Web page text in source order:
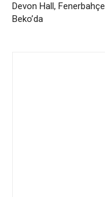
Devon Hall, Fenerbahçe
Beko’da